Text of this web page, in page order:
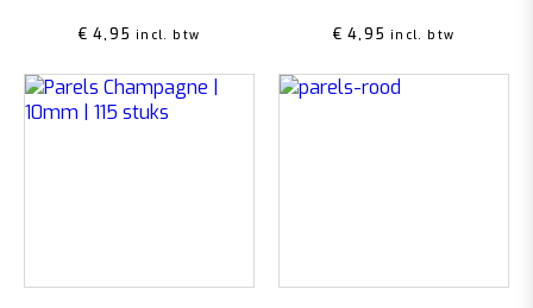
€ 4,95 incl. btw € 4,95 incl. btw